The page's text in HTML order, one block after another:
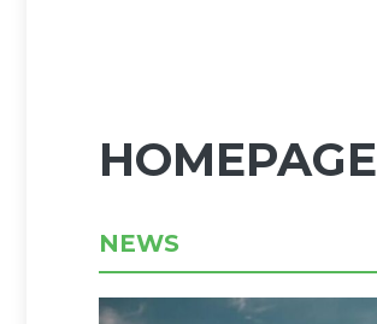
HOMEPAGE
NEWS